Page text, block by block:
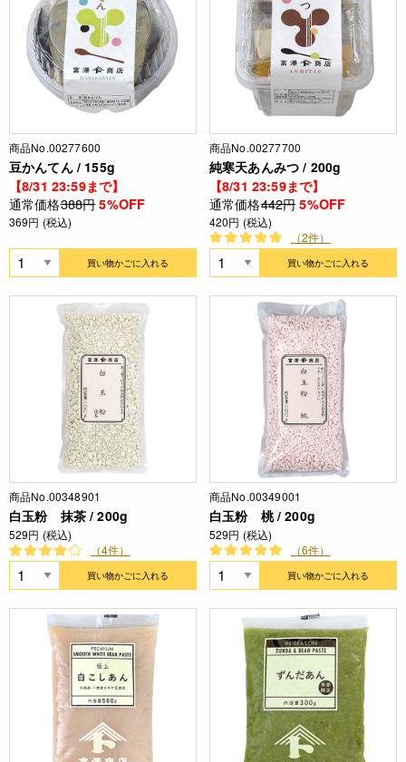
商品No.00277600
豆かんてん / 155g
【8/31 23:59まで】
通常価格388円 5%OFF
369円 (税込)
買い物かごに入れる
商品No.00277700
純寒天あんみつ / 200g
【8/31 23:59まで】
通常価格442円 5%OFF
420円 (税込)
（2件）
買い物かごに入れる
商品No.00348901
白玉粉 抹茶 / 200g
529円 (税込)
（4件）
買い物かごに入れる
商品No.00349001
白玉粉 桃 / 200g
529円 (税込)
（6件）
買い物かごに入れる